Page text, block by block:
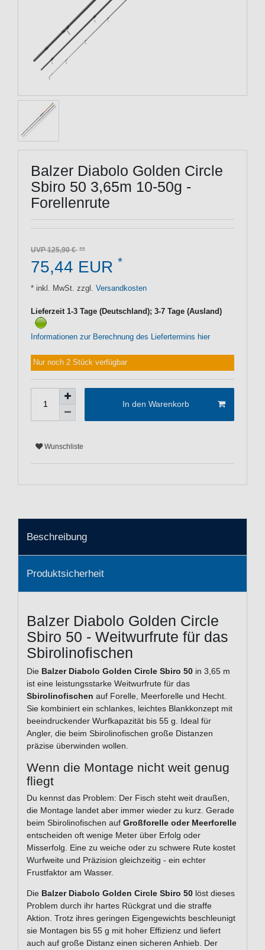
Balzer Diabolo Golden Circle
Sbiro 50 3,65m 10-50g -
Forellenrute
UVP 125,90 €
75,44 EUR *
* inkl. MwSt. zzgl. Versandkosten
Lieferzeit 1-3 Tage (Deutschland); 3-7 Tage (Ausland)
Informationen zur Berechnung des Liefertermins hier
Nur noch 2 Stück verfügbar
In den Warenkorb
Wunschliste
Beschreibung
Produktsicherheit
Balzer Diabolo Golden Circle
Sbiro 50 - Weitwurfrute für das
Sbirolinofischen
Die Balzer Diabolo Golden Circle Sbiro 50 in 3,65 m
ist eine leistungsstarke Weitwurfrute für das
Sbirolinofischen auf Forelle, Meerforelle und Hecht.
Sie kombiniert ein schlankes, leichtes Blankkonzept mit
beeindruckender Wurfkapazität bis 55 g. Ideal für
Angler, die beim Sbirolinofischen große Distanzen
präzise überwinden wollen.
Wenn die Montage nicht weit genug
fliegt
Du kennst das Problem: Der Fisch steht weit draußen,
die Montage landet aber immer wieder zu kurz. Gerade
beim Sbirolinofischen auf Großforelle oder Meerforelle
entscheiden oft wenige Meter über Erfolg oder
Misserfolg. Eine zu weiche oder zu schwere Rute kostet
Wurfweite und Präzision gleichzeitig - ein echter
Frustfaktor am Wasser.
Die Balzer Diabolo Golden Circle Sbiro 50 löst dieses
Problem durch ihr hartes Rückgrat und die straffe
Aktion. Trotz ihres geringen Eigengewichts beschleunigt
sie Montagen bis 55 g mit hoher Effizienz und liefert
auch auf große Distanz einen sicheren Anhieb. Der